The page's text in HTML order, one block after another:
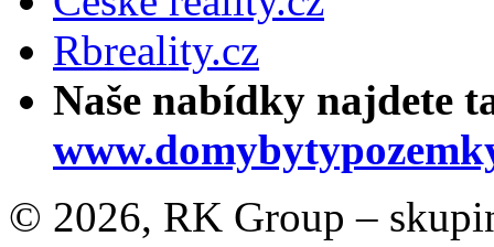
Rbreality.cz
Naše nabídky najdete
© 2026, RK Group –